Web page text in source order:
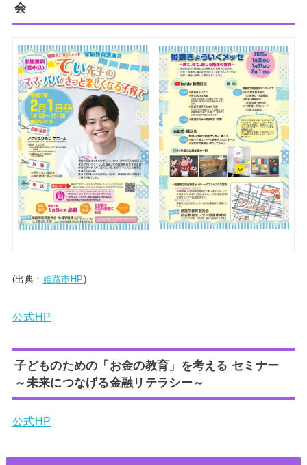
会
(出典： 姫路市HP)
公式HP
子どものための「お金の教育」を考える セミナー
～未来につなげる金融リテラシー～
公式HP